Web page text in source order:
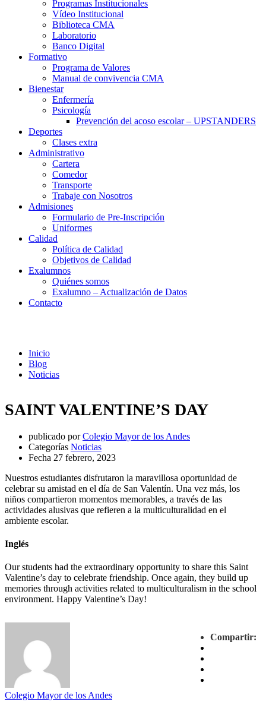
Programas Institucionales
Vídeo Institucional
Biblioteca CMA
Laboratorio
Banco Digital
Formativo
Programa de Valores
Manual de convivencia CMA
Bienestar
Enfermería
Psicología
Prevención del acoso escolar – UPSTANDERS
Deportes
Clases extra
Administrativo
Cartera
Comedor
Transporte
Trabaje con Nosotros
Admisiones
Formulario de Pre-Inscripción
Uniformes
Calidad
Política de Calidad
Objetivos de Calidad
Exalumnos
Quiénes somos
Exalumno – Actualización de Datos
Contacto
Inicio
Blog
Noticias
SAINT VALENTINE’S DAY
publicado por Colegio Mayor de los Andes
Categorías Noticias
Fecha 27 febrero, 2023
Nuestros estudiantes disfrutaron la maravillosa oportunidad de
celebrar su amistad en el día de San Valentín. Una vez más, los
niños compartieron momentos memorables, a través de las
actividades alusivas que refieren a la multiculturalidad en el
ambiente escolar.
Inglés
Our students had the extraordinary opportunity to share this Saint
Valentine’s day to celebrate friendship. Once again, they build up
memories through activities related to multiculturalism in the school
environment. Happy Valentine’s Day!
Compartir:
Colegio Mayor de los Andes